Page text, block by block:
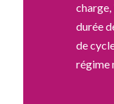
charge,
durée
de
régime